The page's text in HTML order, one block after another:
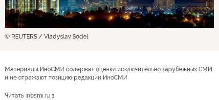
© REUTERS / Vladyslav Sodel
Материалы ИноСМИ содержат оценки исключительно зарубежных СМИ
и не отражают позицию редакции ИноСМИ
Читать inosmi.ru в